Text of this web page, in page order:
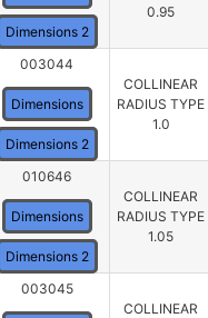
Dimensions 2
0.95
003044
Dimensions
Dimensions 2
COLLINEAR
RADIUS TYPE
1.0
010646
Dimensions
Dimensions 2
COLLINEAR
RADIUS TYPE
1.05
003045
COLLINEAR